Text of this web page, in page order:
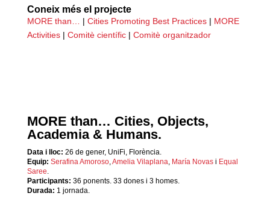
Coneix més el projecte
MORE than… | Cities Promoting Best Practices| MORE
Activities| Comitè científic| Comitè organitzador
MORE than… Cities, Objects,
Academia & Humans.
Data i lloc: 26 de gener, UniFi, Florència.
Equip: Serafina Amoroso, Amelia Vilaplana María Novasi Equal
Saree
Participants: 36 ponents. 33 dones i 3 homes.
Durada: 1 jornada.